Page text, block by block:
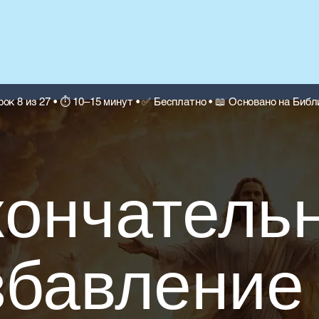
Высечено в
8 из 27 • ⏱ 10–15 минут • ✅ Бесплатно • 📖 Основано на